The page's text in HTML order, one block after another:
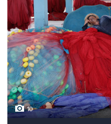
10